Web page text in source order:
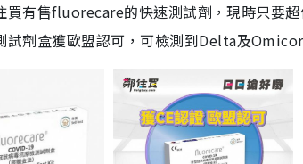
買有售fluorecare的快速測試劑，現時只要
試劑盒獲歐盟認可，可檢測到Delta及